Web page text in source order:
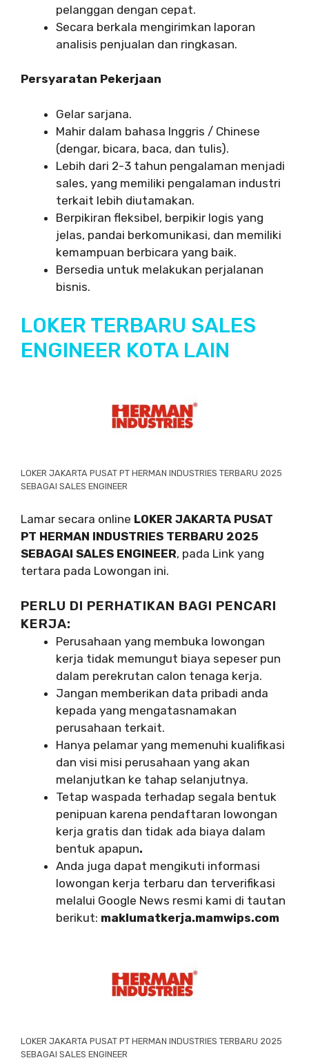
pelanggan dengan cepat.
Secara berkala mengirimkan laporan
analisis penjualan dan ringkasan.
Persyaratan Pekerjaan
Gelar sarjana.
Mahir dalam bahasa Inggris / Chinese
(dengar, bicara, baca, dan tulis).
Lebih dari 2-3 tahun pengalaman menjadi
sales, yang memiliki pengalaman industri
terkait lebih diutamakan.
Berpikiran fleksibel, berpikir logis yang
jelas, pandai berkomunikasi, dan memiliki
kemampuan berbicara yang baik.
Bersedia untuk melakukan perjalanan
bisnis.
LOKER TERBARU SALES
ENGINEER KOTA LAIN
LOKER JAKARTA PUSAT PT HERMAN INDUSTRIES TERBARU 2025
SEBAGAI SALES ENGINEER
Lamar secara online LOKER JAKARTA PUSAT
PT HERMAN INDUSTRIES TERBARU 2025
SEBAGAI SALES ENGINEER, pada Link yang
tertara pada Lowongan ini.
PERLU DI PERHATIKAN BAGI PENCARI
KERJA:
Perusahaan yang membuka lowongan
kerja tidak memungut biaya sepeser pun
dalam perekrutan calon tenaga kerja.
Jangan memberikan data pribadi anda
kepada yang mengatasnamakan
perusahaan terkait.
Hanya pelamar yang memenuhi kualifikasi
dan visi misi perusahaan yang akan
melanjutkan ke tahap selanjutnya.
Tetap waspada terhadap segala bentuk
penipuan karena pendaftaran lowongan
kerja gratis dan tidak ada biaya dalam
bentuk apapun.
Anda juga dapat mengikuti informasi
lowongan kerja terbaru dan terverifikasi
melalui Google News resmi kami di tautan
berikut: maklumatkerja.mamwips.com
LOKER JAKARTA PUSAT PT HERMAN INDUSTRIES TERBARU 2025
SEBAGAI SALES ENGINEER